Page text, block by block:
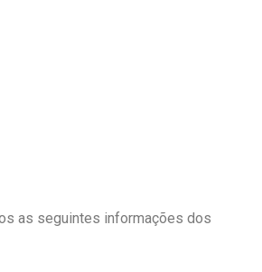
as seguintes informações dos